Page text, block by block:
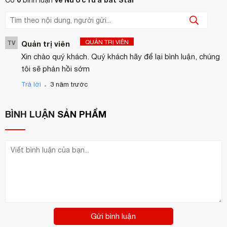
TV Quản trị viên QUẢN TRỊ VIÊN
Xin chào quý khách. Quý khách hãy để lại bình luận, chúng
tôi sẽ phản hồi sớm
Trả lời . 3 năm trước
BÌNH LUẬN SẢN PHẨM
Gửi bình luận